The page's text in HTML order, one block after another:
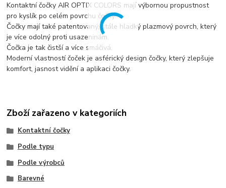
Kontaktní čočky AIR OPTIX COLORS mají výbornou propustnost
pro kyslík po celém povrchu čočky.
Čočky mají také patentovaný, stále hladký plazmový povrch, který
je více odolný proti usazeninám.
Čočka je tak čistší a více smáčivá.
Moderní vlastností čoček je asférický design čočky, který zlepšuje
komfort, jasnost vidění a aplikaci čočky.
Zboží zařazeno v kategoriích
Kontaktní čočky
Podle typu
Podle výrobců
Barevné